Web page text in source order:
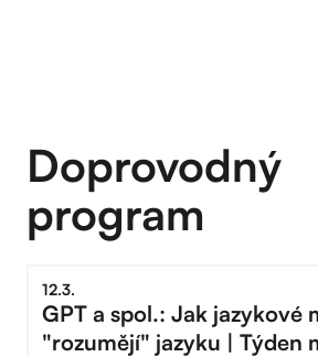
Doprovodný
program
12.3.
GPT a spol.: Jak jazykové
"rozumějí" jazyku | Týden